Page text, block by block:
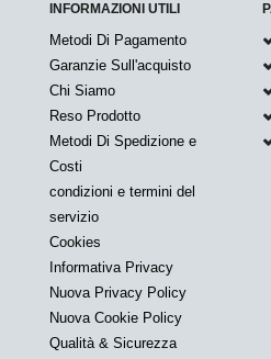
INFORMAZIONI UTILI
Metodi Di Pagamento
Garanzie Sull'acquisto
Chi Siamo
Reso Prodotto
Metodi Di Spedizione e
Costi
condizioni e termini del
servizio
Cookies
Informativa Privacy
Nuova Privacy Policy
Nuova Cookie Policy
Qualità & Sicurezza